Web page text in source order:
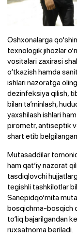
Oshxonalarga
texnologik jihozlar
vositalari zaxirasi
o‘tkazish hamda
ishlari nazoratga
dezinfeksiya qilish,
bilan ta’minlash,
yaxshilash ishlari
pirometr, antiseptik
shart etib
Mutasaddilar
ham qat’iy nazorat
tasdiqlovchi
tegishli tashkilotlar
Sanepidqo‘mita
bosqichma-bosqich
to‘liq bajarilgandan
ruxsatnoma beriladi.